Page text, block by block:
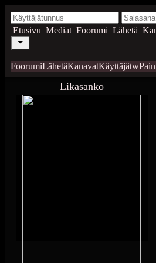
Etusivu Mediat Foorumi Lähetä
FoorumiLähetäKanavatKäyttäjät
Likasanko